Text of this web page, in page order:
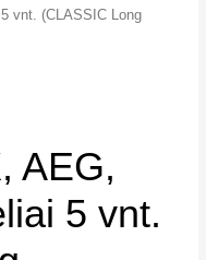
vnt. (CLASSIC Long
AEG,
5 vnt.